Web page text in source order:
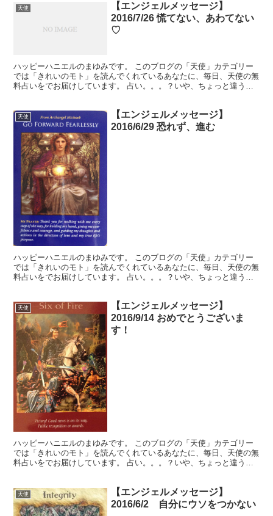
天使
【エンジェルメッセージ】
2016/7/26 慌てない、あわてない
♡
ハッピーハニエルのまゆみです。 このブログの「天使」カテゴリー
では「きれいのモト」を読んでくれているあなたに、毎日、天使の無
料占いをでお届けしています。 占い。。。？いや、ちょっと違うか
天使
【エンジェルメッセージ】
2016/6/29 恐れず、進む
ハッピーハニエルのまゆみです。 このブログの「天使」カテゴリー
では「きれいのモト」を読んでくれているあなたに、毎日、天使の無
料占いをでお届けしています。 占い。。。？いや、ちょっと違うか
天使
【エンジェルメッセージ】
2016/9/14 おめでとうございま
す！
ハッピーハニエルのまゆみです。 このブログの「天使」カテゴリー
では「きれいのモト」を読んでくれているあなたに、毎日、天使の無
料占いをでお届けしています。 占い。。。？いや、ちょっと違うか
天使
【エンジェルメッセージ】
2016/6/2 自分にウソをつかない